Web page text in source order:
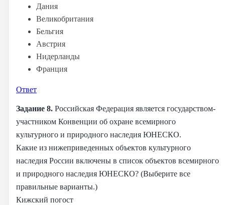
Дания
Великобритания
Бельгия
Австрия
Нидерланды
Франция
Ответ
Задание 8. Российская Федерация является государством-
участником Конвенции об охране всемирного
культурного и природного наследия ЮНЕСКО.
Какие из нижеприведенных объектов культурного
наследия России включены в список объектов всемирного
и природного наследия ЮНЕСКО? (Выберите все
правильные варианты.)
Кижский погост